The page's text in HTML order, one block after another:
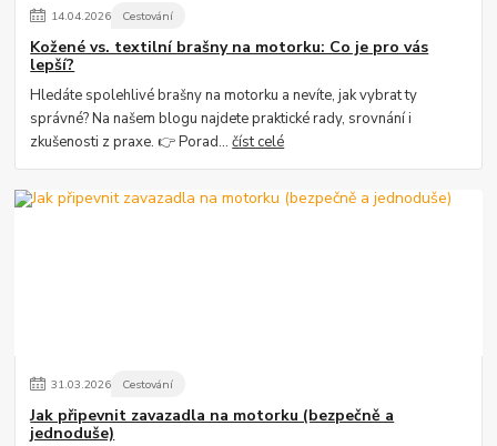
14.04.2026 Cestování
Kožené vs. textilní brašny na motorku: Co je pro vás
lepší?
Hledáte spolehlivé brašny na motorku a nevíte, jak vybrat ty
správné? Na našem blogu najdete praktické rady, srovnání i
zkušenosti z praxe. 👉 Porad...číst celé
31.03.2026 Cestování
Jak připevnit zavazadla na motorku (bezpečně a
jednoduše)